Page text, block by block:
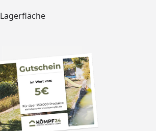
geliefert (sofern Sie über
auswählen).
982,6 cm
270,4 cm
248 - 298 cm